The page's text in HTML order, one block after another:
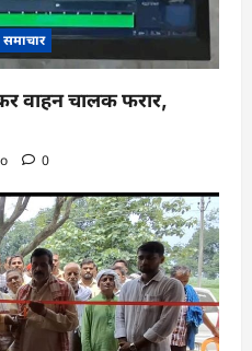
वाहन चालक फरार,
0